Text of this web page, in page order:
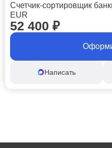
Счетчик-сортировщик
EUR
52 400 ₽
Написать